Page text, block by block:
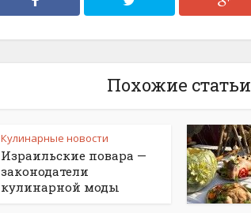
Похожие статьи
Кулинарные новости
Израильские повара —
законодатели
кулинарной моды